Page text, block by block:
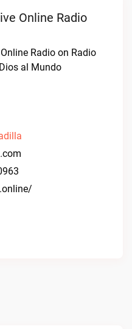
Online Radio
Radio on Radio
al Mundo